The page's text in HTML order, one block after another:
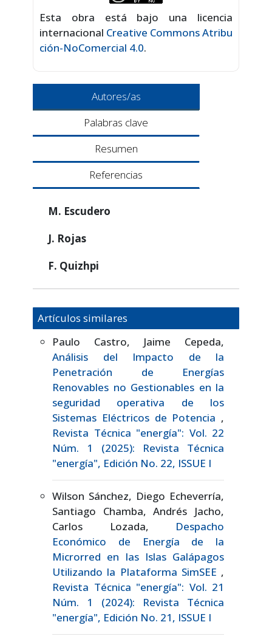
Esta obra está bajo una licencia
internacional Creative Commons Atribu
ción-NoComercial 4.0.
Autores/as
Palabras clave
Resumen
Referencias
M. Escudero
J. Rojas
F. Quizhpi
Artículos similares
Paulo Castro, Jaime Cepeda,
Análisis del Impacto de la
Penetración de Energías
Renovables no Gestionables en la
seguridad operativa de los
Sistemas Eléctricos de Potencia ,
Revista Técnica "energía": Vol. 22
Núm. 1 (2025): Revista Técnica
"energía", Edición No. 22, ISSUE I
Wilson Sánchez, Diego Echeverría,
Santiago Chamba, Andrés Jacho,
Carlos Lozada, Despacho
Económico de Energía de la
Microrred en las Islas Galápagos
Utilizando la Plataforma SimSEE ,
Revista Técnica "energía": Vol. 21
Núm. 1 (2024): Revista Técnica
"energía", Edición No. 21, ISSUE I